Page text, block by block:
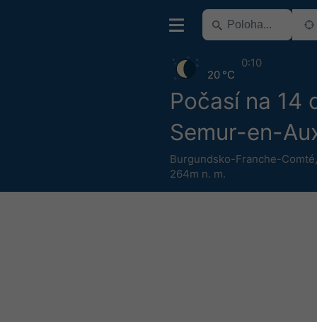
Počasí na 14
Semur-en-
Burgundsko-Franche-Comté
264m n. m.
20 °C
0:10